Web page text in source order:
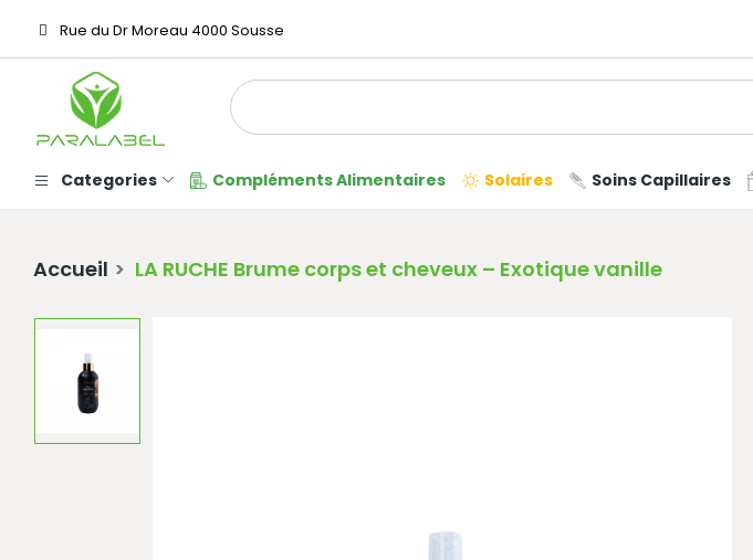
Rue du Dr Moreau 4000 Sousse
Categories Compléments Alimentaires Solaires Soins Capillaires
Accueil LA RUCHE Brume corps et cheveux – Exotique vanille